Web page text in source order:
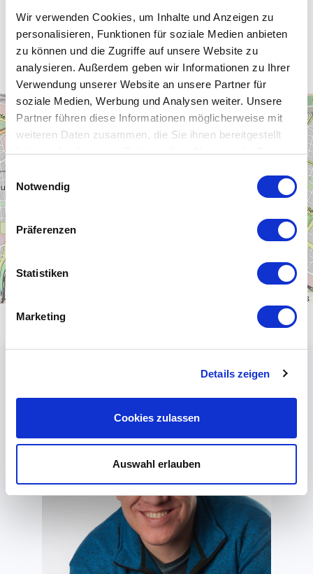
Wir verwenden Cookies, um Inhalte und Anzeigen zu
personalisieren, Funktionen für soziale Medien anbieten
zu können und die Zugriffe auf unsere Website zu
analysieren. Außerdem geben wir Informationen zu Ihrer
Verwendung unserer Website an unsere Partner für
soziale Medien, Werbung und Analysen weiter. Unsere
Partner führen diese Informationen möglicherweise mit
weiteren Daten zusammen, die Sie ihnen bereitgestellt
haben oder die sie im Rahmen Ihrer Nutzung der Dienste
Einwilligungsauswahl
Notwendig
Präferenzen
Statistiken
Marketing
Details zeigen
Cookies zulassen
Auswahl erlauben
Unsere WLAN-Hotspots in Dresden
+
−
contributors